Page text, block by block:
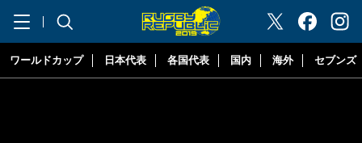
"ラグビーリパブリック"
ワールドカップ 日本代表 各国代表 国内 海外 セブンズ